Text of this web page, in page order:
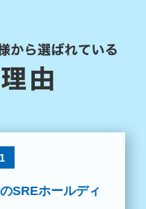
SREホールディ